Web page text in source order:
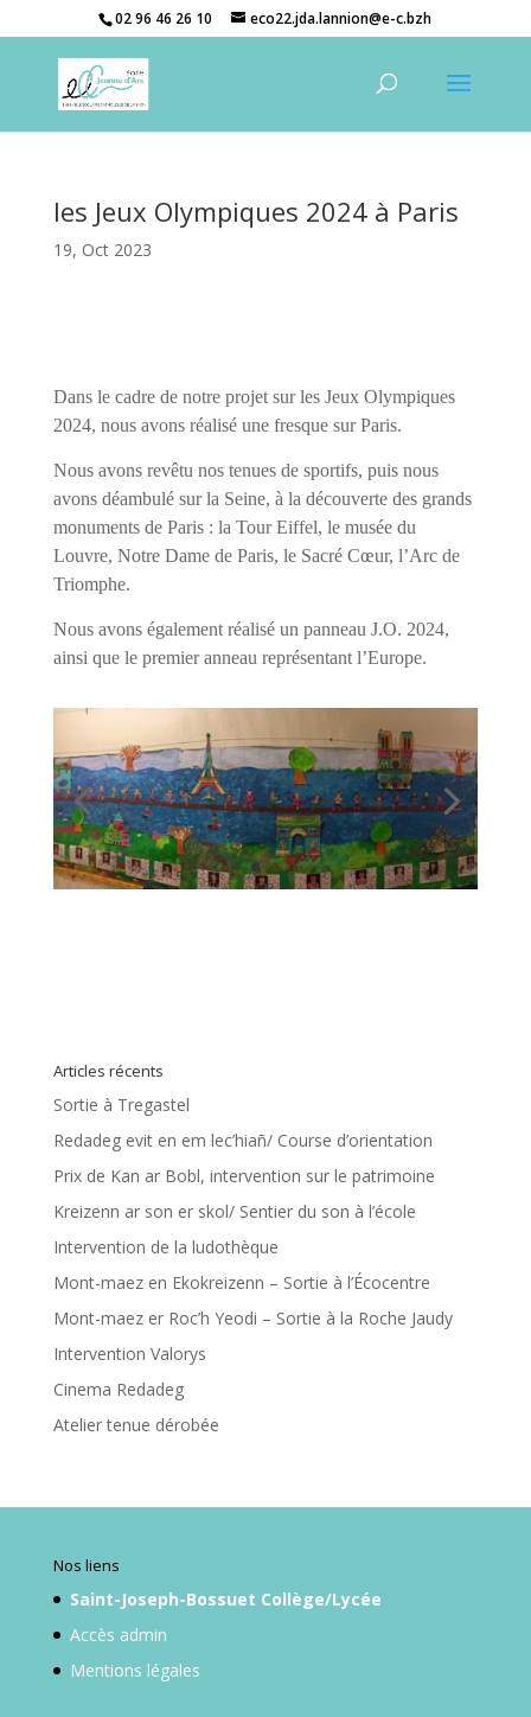
02 96 46 26 10 eco22.jda.lannion@e-c.bzh
les Jeux Olympiques 2024 à Paris
19, Oct 2023
Dans le cadre de notre projet sur les Jeux Olympiques
2024, nous avons réalisé une fresque sur Paris.
Nous avons revêtu nos tenues de sportifs, puis nous
avons déambulé sur la Seine, à la découverte des grands
monuments de Paris : la Tour Eiffel, le musée du
Louvre, Notre Dame de Paris, le Sacré Cœur, l’Arc de
Triomphe.
Nous avons également réalisé un panneau J.O. 2024,
ainsi que le premier anneau représentant l’Europe.
Articles récents
Sortie à Tregastel
Redadeg evit en em lec’hiañ/ Course d’orientation
Prix de Kan ar Bobl, intervention sur le patrimoine
Kreizenn ar son er skol/ Sentier du son à l’école
Intervention de la ludothèque
Mont-maez en Ekokreizenn – Sortie à l’Écocentre
Mont-maez er Roc’h Yeodi – Sortie à la Roche Jaudy
Intervention Valorys
Cinema Redadeg
Atelier tenue dérobée
Nos liens
Saint-Joseph-Bossuet Collège/Lycée
Accès admin
Mentions légales